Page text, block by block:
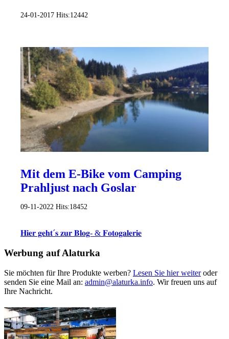
24-01-2017 Hits:12442
Mit dem E-Bike vom Camping
Prahljust nach Goslar
09-11-2022 Hits:18452
𝐇𝐢𝐞𝐫 𝐠𝐞𝐡𝐭´𝐬 𝐳𝐮𝐫 𝐁𝐥𝐨𝐠- & 𝐅𝐨𝐭𝐨𝐠𝐚𝐥𝐞𝐫𝐢𝐞
Werbung auf Alaturka
Sie möchten für Ihre Produkte werben? Lesen Sie hier weiteroder
senden Sie eine Mail an: admin@alaturka.info. Wir freuen uns auf
Ihre Nachricht.